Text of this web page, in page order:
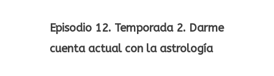
Episodio 12. Temporada 2. Darme
cuenta actual con la astrología